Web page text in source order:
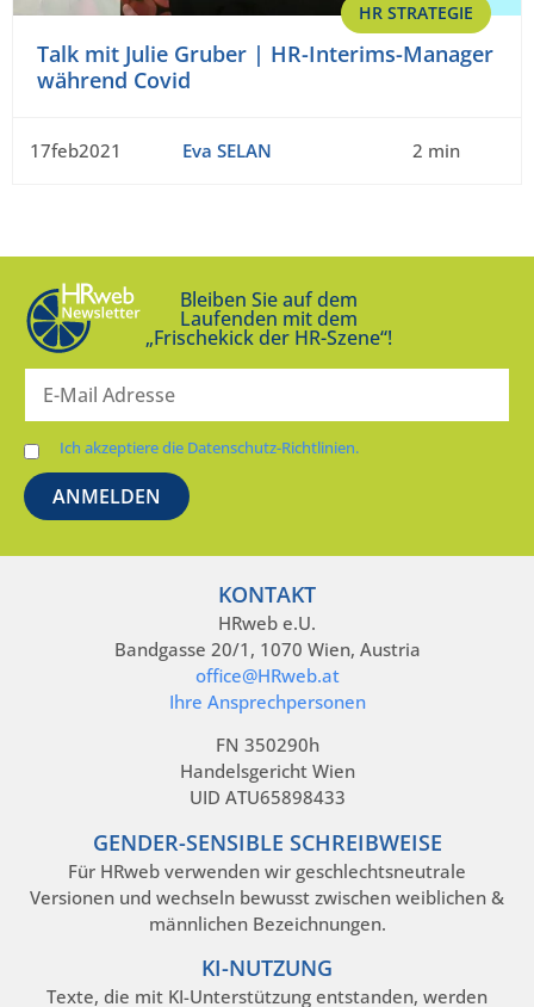
HR STRATEGIE
Talk mit Julie Gruber | HR-Interims-Manager
während Covid
17feb2021 Eva SELAN 2 min
Bleiben Sie auf dem
Laufenden mit dem
„Frischekick der HR-Szene“!
Ich akzeptiere die Datenschutz-Richtlinien.
KONTAKT
HRweb e.U.
Bandgasse 20/1, 1070 Wien, Austria
office@HRweb.at
Ihre Ansprechpersonen
FN 350290h
Handelsgericht Wien
UID ATU65898433
GENDER-SENSIBLE SCHREIBWEISE
Für HRweb verwenden wir geschlechtsneutrale
Versionen und wechseln bewusst zwischen weiblichen &
männlichen Bezeichnungen.
KI-NUTZUNG
Texte, die mit KI-Unterstützung entstanden, werden